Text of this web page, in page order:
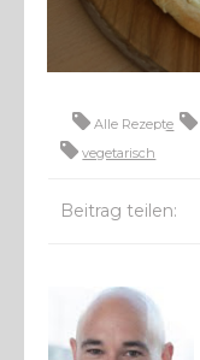
Alle Rezepte
vegetarisch
Beitrag teilen: